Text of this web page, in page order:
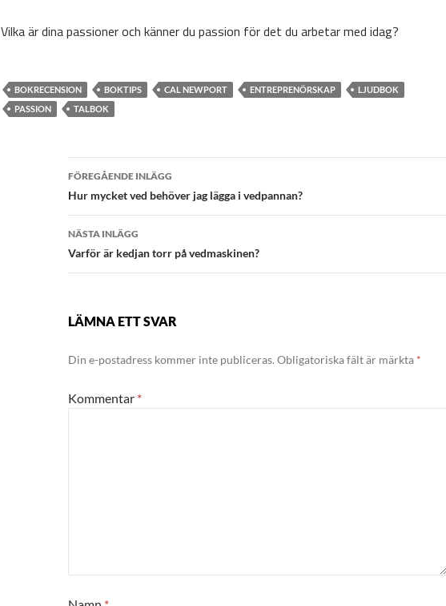
Vilka är dina passioner och känner du passion för det du arbetar med idag?
BOKRECENSION BOKTIPS CAL NEWPORT ENTREPRENÖRSKAP
LJUDBOK
PASSION
TALBOK
Inläggsnavigering
FÖREGÅENDE INLÄGG
Hur mycket ved behöver jag lägga i vedpannan?
NÄSTA INLÄGG
Varför är kedjan torr på vedmaskinen?
LÄMNA ETT SVAR
Din e-postadress kommer inte publiceras. Obligatoriska fält är märkta *
Kommentar *